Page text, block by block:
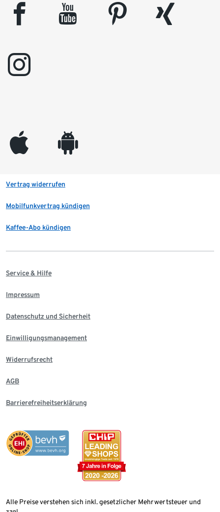
facebook youtube pinterest
xing
instagram
appleinc android
Vertrag widerrufen
Mobilfunkvertrag kündigen
Kaffee-Abo kündigen
Service & Hilfe
Impressum
Datenschutz und Sicherheit
Einwilligungsmanagement
Widerrufsrecht
AGB
Barrierefreiheitserklärung
Alle Preise verstehen sich inkl. gesetzlicher Mehrwertsteuer und